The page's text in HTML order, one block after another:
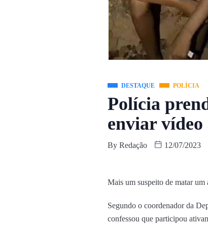
DESTAQUE POLÍCIA
Polícia
enviar
By Redação 12/07/2023
Mais um suspeito de matar um
Segundo o coordenador da
confessou que participou